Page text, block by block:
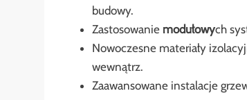
budowy.
Zastosowanie modułowych
Nowoczesne materiały
wewnątrz.
Zaawansowane instalacje